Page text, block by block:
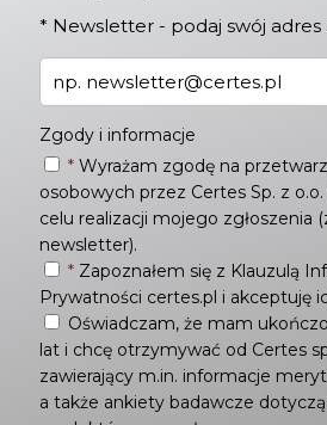
* Newsletter - podaj swój adres
Zgody i informacje
* Wyrażam zgodę na
osobowych przez Certes Sp. z
celu realizacji mojego zgłoszenia
newsletter).
* Zapoznałem się z Klauzulą
Prywatności certes.pl i akceptuję
Oświadczam, że mam
lat i chcę otrzymywać od Certes
zawierający m.in. informacje
a także ankiety badawcze